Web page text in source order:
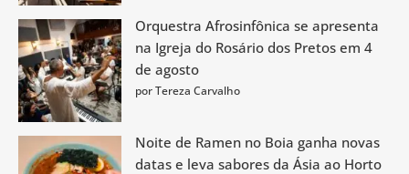
Orquestra Afrosinfônica se apresenta
na Igreja do Rosário dos Pretos em 4
de agosto
por Tereza Carvalho
Noite de Ramen no Boia ganha novas
datas e leva sabores da Ásia ao Horto